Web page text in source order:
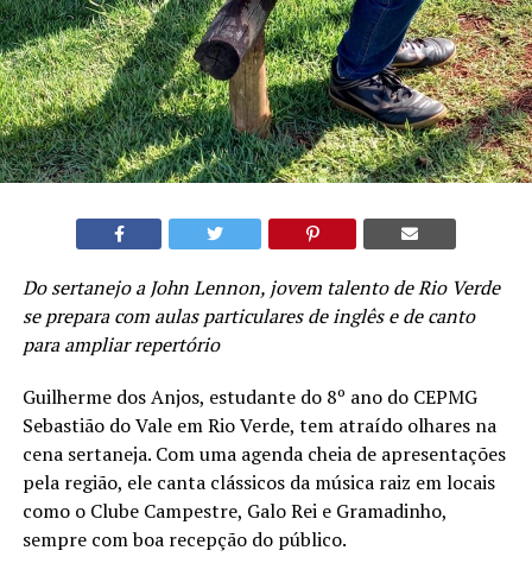
Do sertanejo a John Lennon, jovem talento de Rio Verde
se prepara com aulas particulares de inglês e de canto
para ampliar repertório
Guilherme dos Anjos, estudante do 8º ano do CEPMG
Sebastião do Vale em Rio Verde, tem atraído olhares na
cena sertaneja. Com uma agenda cheia de apresentações
pela região, ele canta clássicos da música raiz em locais
como o Clube Campestre, Galo Rei e Gramadinho,
sempre com boa recepção do público.